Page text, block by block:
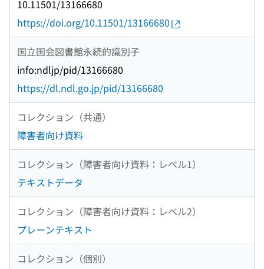
10.11501/13166680
https://doi.org/10.11501/13166680
国立国会図書館永続的識別子
info:ndljp/pid/13166680
https://dl.ndl.go.jp/pid/13166680
コレクション（共通）
障害者向け資料
コレクション（障害者向け資料：レベル1）
テキストデータ
コレクション（障害者向け資料：レベル2）
プレーンテキスト
コレクション（個別）